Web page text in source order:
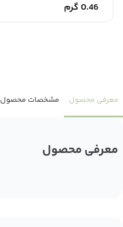
0.46 گرم
معرفی محصول مشخصات محصول
معرفی محصول